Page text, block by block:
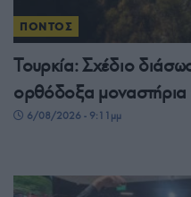
ΠΟΝΤΟΣ
Τουρκία: Σχέδιο
ορθόδοξα μοναστήρια
6/08/2026 - 9:11μμ